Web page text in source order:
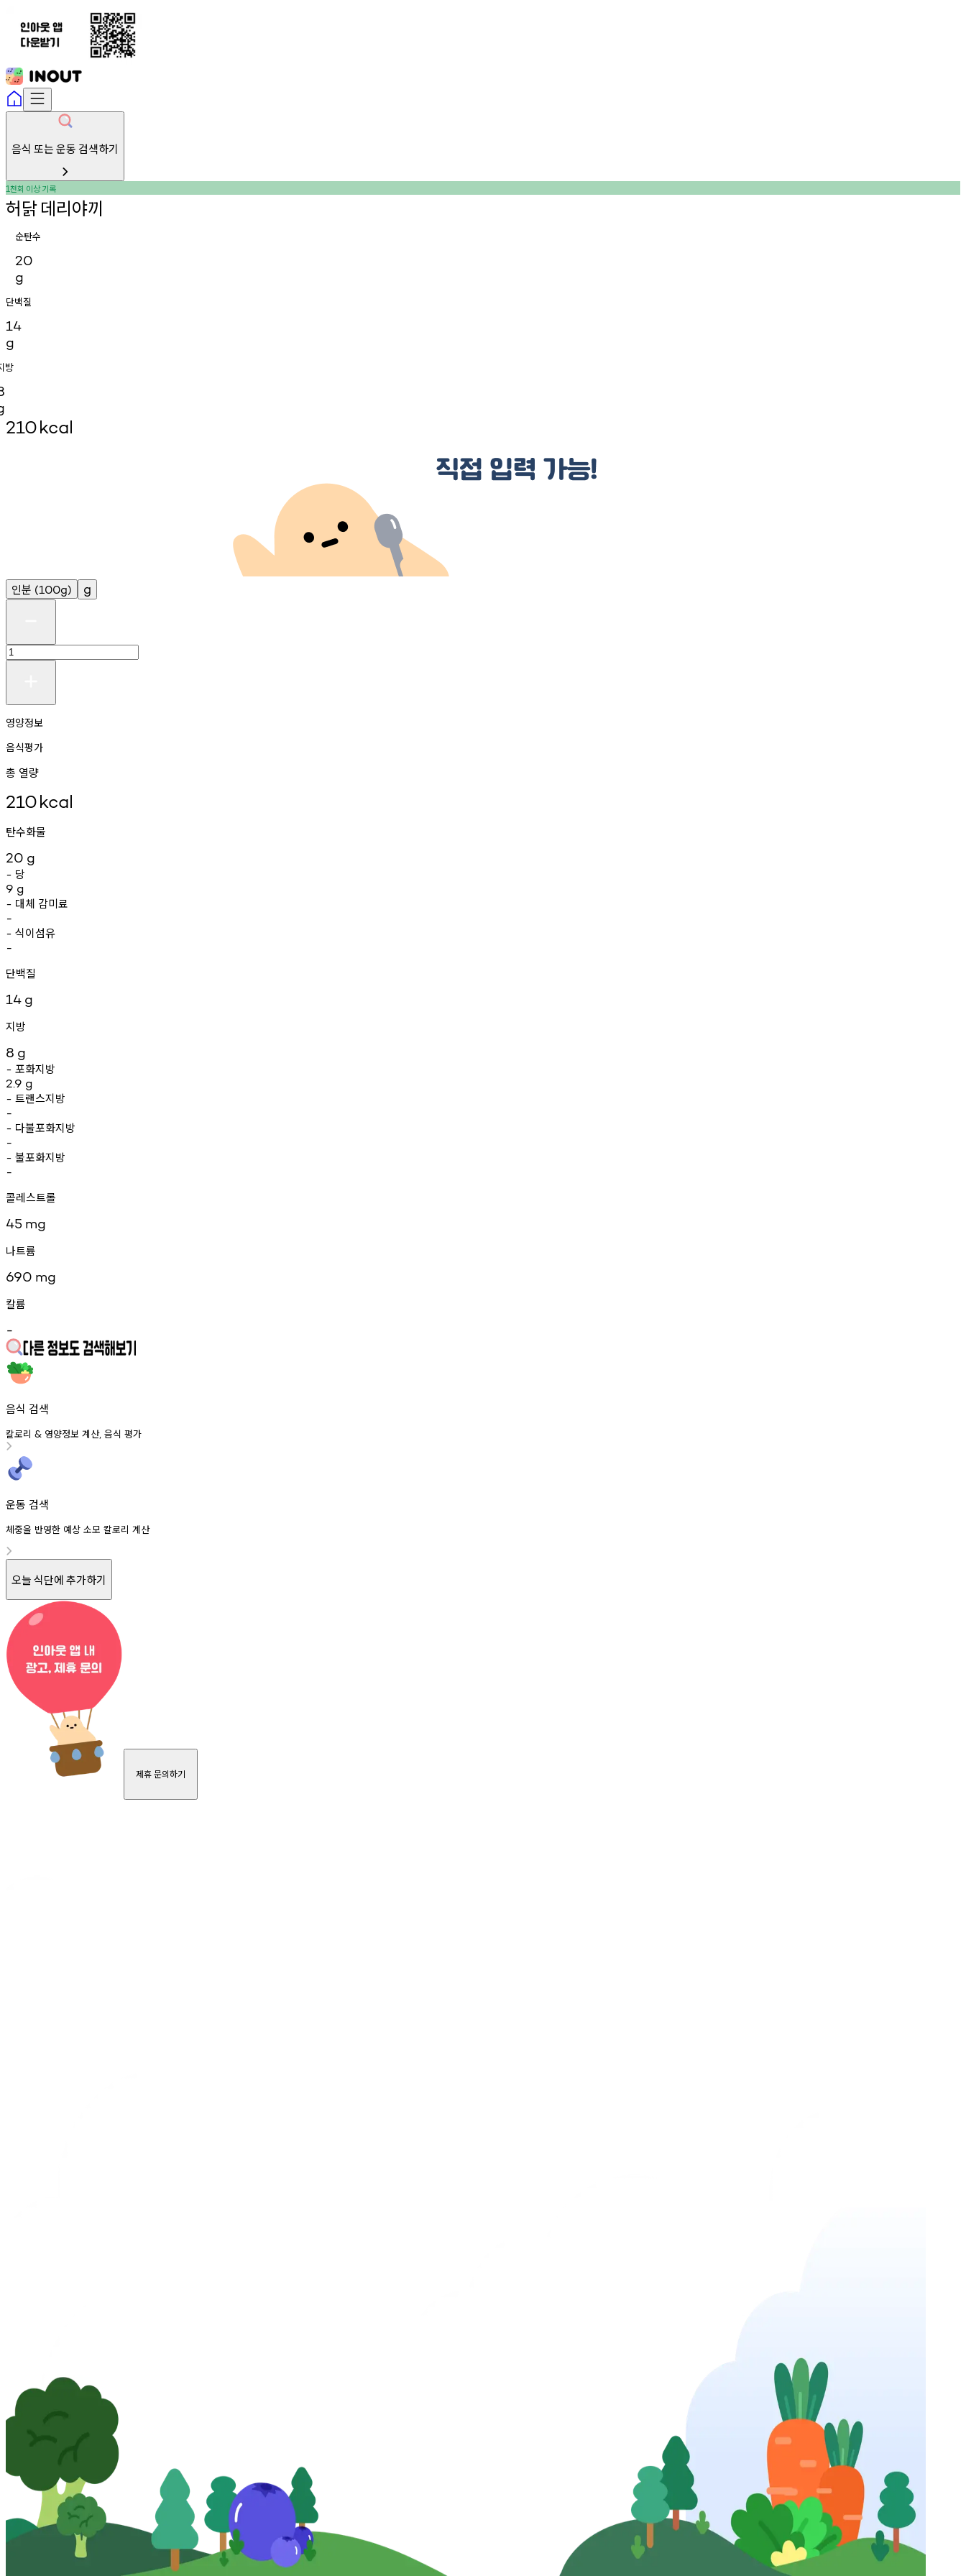
음식 또는 운동 검색하기
1천회 이상기록
허닭데리야끼
순탄수
20
g
단백질
14
g
방
210kcal
인분 (100g) g
영양정보
음식평가
총 열량
210kcal
탄수화물
20 g
- 당
9 g
- 대체 감미료
-
- 식이섬유
-
단백질
14 g
지방
8 g
- 포화지방
2.9 g
- 트랜스지방
-
- 다불포화지방
-
- 불포화지방
-
콜레스트롤
45 mg
나트륨
690 mg
칼륨
-
음식 검색
칼로리 & 영양정보 계산, 음식 평가
운동 검색
체중을 반영한 예상 소모 칼로리 계산
오늘 식단에 추가하기
제휴 문의하기